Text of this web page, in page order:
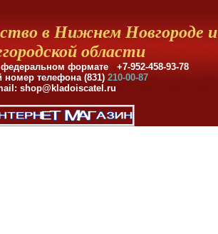
в Нижнем Новгороде и
области
формате +7-952-458-93-78
номер телефона (831) 210-00-87
shop@kladoiscatel.ru